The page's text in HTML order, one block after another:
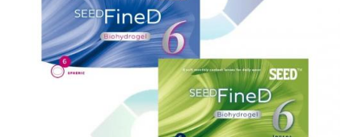
ESSILOR